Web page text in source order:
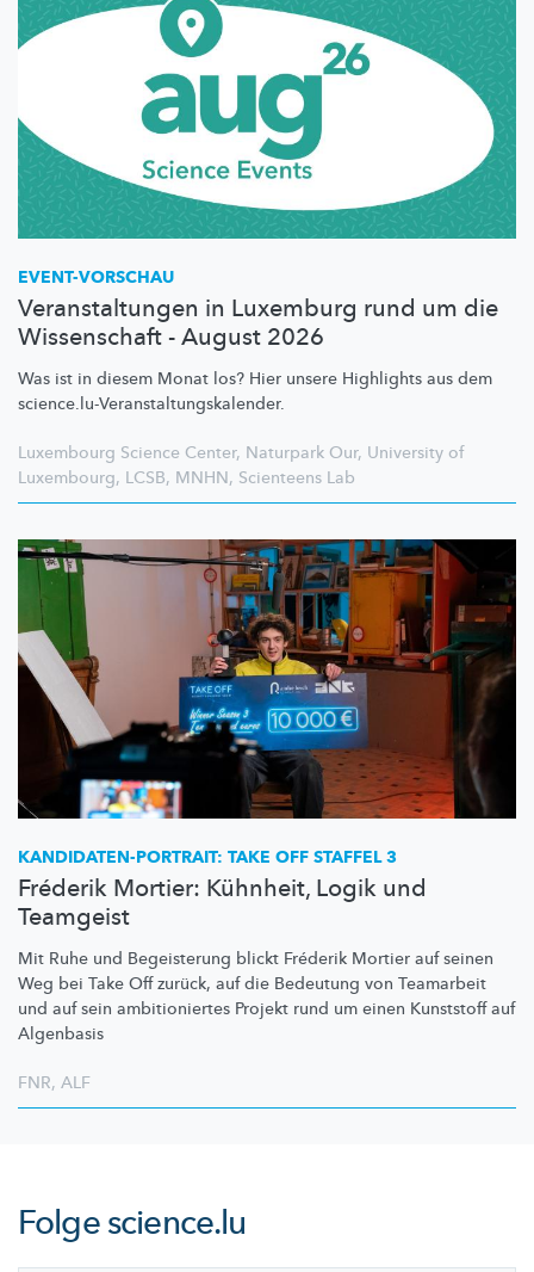
EVENT-VORSCHAU
Veranstaltungen in Luxemburg rund um die
Wissenschaft - August 2026
Was ist in diesem Monat los? Hier unsere Highlights aus dem
science.lu-Veranstaltungskalender.
Luxembourg Science Center, Naturpark Our, University of
Luxembourg, LCSB, MNHN, Scienteens Lab
KANDIDATEN-PORTRAIT: TAKE OFF STAFFEL 3
Fréderik Mortier: Kühnheit, Logik und
Teamgeist
Mit Ruhe und Begeisterung blickt Fréderik Mortier auf seinen
Weg bei Take Off zurück, auf die Bedeutung von Teamarbeit
und auf sein ambitioniertes Projekt rund um einen Kunststoff auf
Algenbasis
FNR, ALF
Folgescience.lu